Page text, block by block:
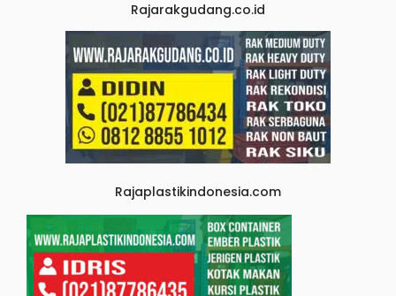
Rajarakgudang.co.id
Rajaplastikindonesia.com